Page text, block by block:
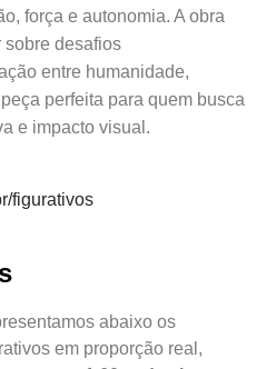
força e autonomia. A obra
sobre desafios
entre humanidade,
perfeita para quem busca
e impacto visual.
figurativos
abaixo os
em proporção real,